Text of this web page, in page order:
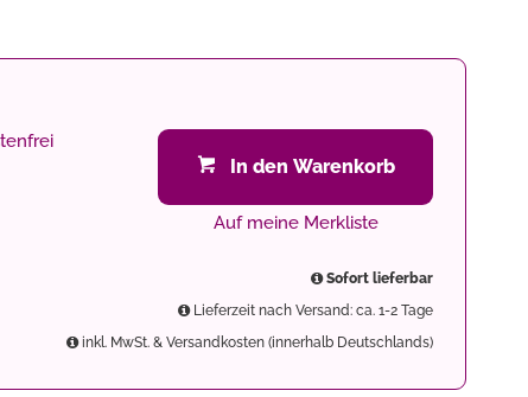
In den Warenkorb
Auf meine Merkliste
Sofort lieferbar
Lieferzeit nach Versand: ca. 1-2 Tage
inkl. MwSt. & Versandkosten (innerhalb Deutschlands)